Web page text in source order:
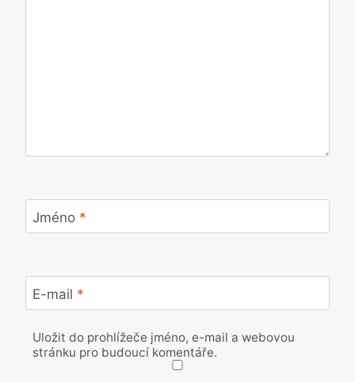
Jméno *
E-mail *
Uložit do prohlížeče jméno, e-mail a webovou
stránku pro budoucí komentáře.